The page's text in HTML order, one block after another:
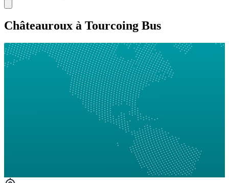
Châteauroux à Tourcoing Bus